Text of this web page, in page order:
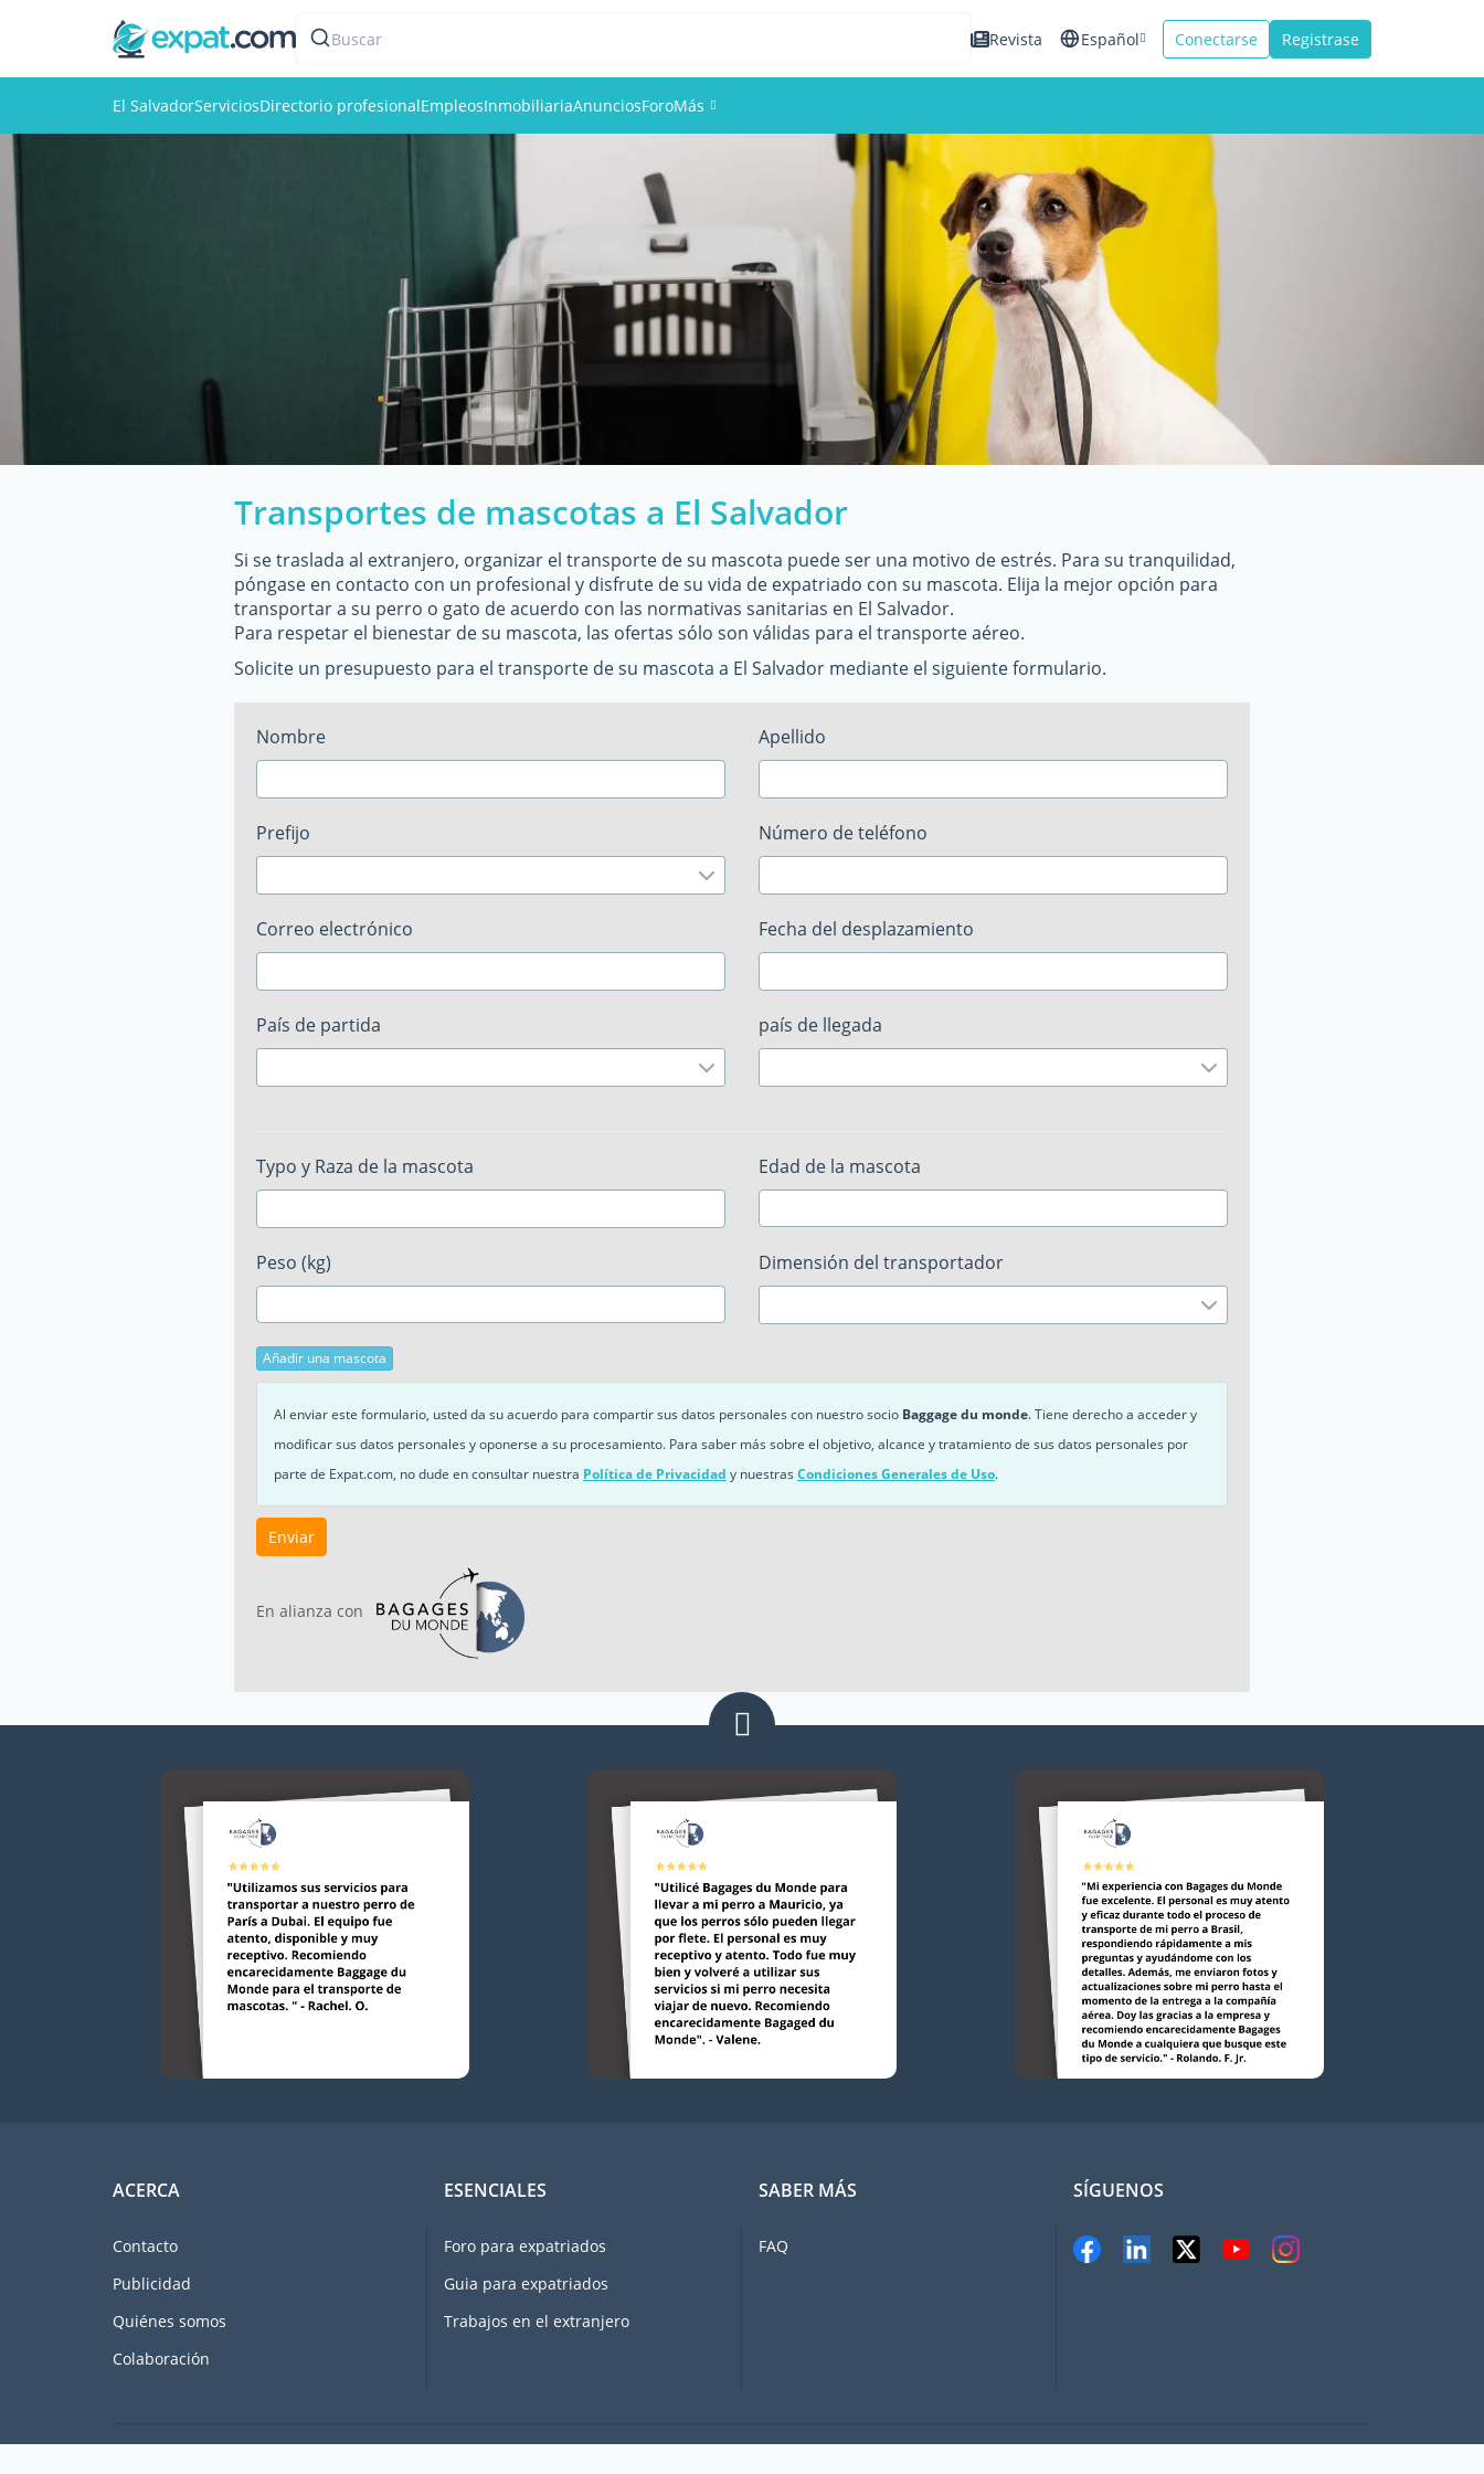
Buscar Revista Español
Italiano
Conectarse Registrase
El SalvadorServiciosDirectorio profesionalEmpleosInmobiliariaAnunciosForoMás
Fotos
Transportes de mascotas a El Salvador
Si se traslada al extranjero, organizar el transporte de su mascota puede ser una motivo de estrés. Para su tranquilidad,
póngase en contacto con un profesional y disfrute de su vida de expatriado con su mascota. Elija la mejor opción para
transportar a su perro o gato de acuerdo con las normativas sanitarias en El Salvador.
Para respetar el bienestar de su mascota, las ofertas sólo son válidas para el transporte aéreo.
Solicite un presupuesto para el transporte de su mascota a El Salvador mediante el siguiente formulario.
Nombre Apellido
Prefijo Número de teléfono
Correo electrónico Fecha del desplazamiento
País de partida país de llegada
Typo y Raza de la mascota Edad de la mascota
Peso (kg) Dimensión del transportador
Añadir una mascota
Al enviar este formulario, usted da su acuerdo para compartir sus datos personales con nuestro socio Baggage du monde. Tiene derecho a acceder y
modificar sus datos personales y oponerse a su procesamiento. Para saber más sobre el objetivo, alcance y tratamiento de sus datos personales por
parte de Expat.com, no dude en consultar nuestra Política de Privacidad y nuestras Condiciones Generales de Uso.
Enviar
En alianza con
ACERCA
Contacto
Publicidad
Quiénes somos
Colaboración
ESENCIALES
Foro para expatriados
Guia para expatriados
Trabajos en el extranjero
SABER MÁS
FAQ
SÍGUENOS